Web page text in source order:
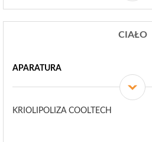
CIAŁO
APARATURA
KRIOLIPOLIZA COOLTECH